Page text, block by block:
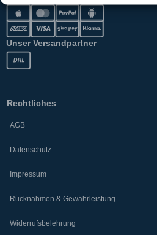
Unser Versandpartner
Rechtliches
AGB
Datenschutz
Impressum
Rücknahmen & Gewährleistung
Widerrufsbelehrung